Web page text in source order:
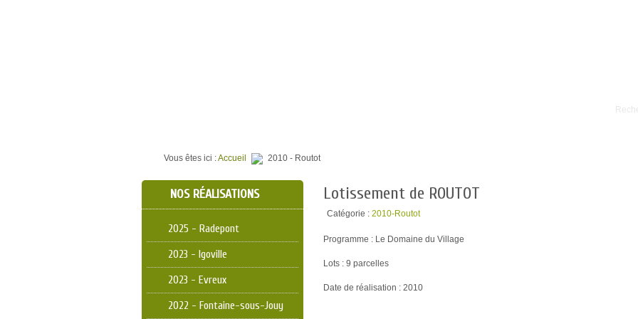
Vous êtes ici :Accueil 2010 - Routot
Lotissement de ROUTOT
Catégorie : 2010-Routot
Programme : Le Domaine du Village
Lots : 9 parcelles
Date de réalisation : 2010
NOS RÉALISATIONS
2025 - Radepont
2023 - Igoville
2023 - Evreux
2022 - Fontaine-sous-Jouy